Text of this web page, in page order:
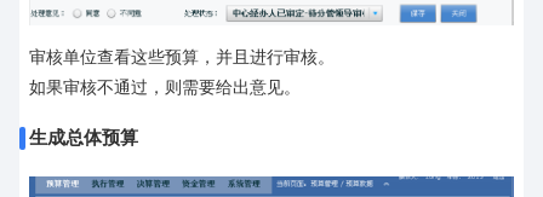
审核单位查看这些预算，并且进行审核。
如果审核不通过，则需要给出意见。
生成总体预算